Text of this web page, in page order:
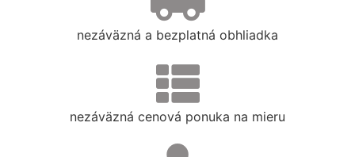
nezáväzná a bezplatná obhliadka
nezáväzná cenová ponuka na mieru